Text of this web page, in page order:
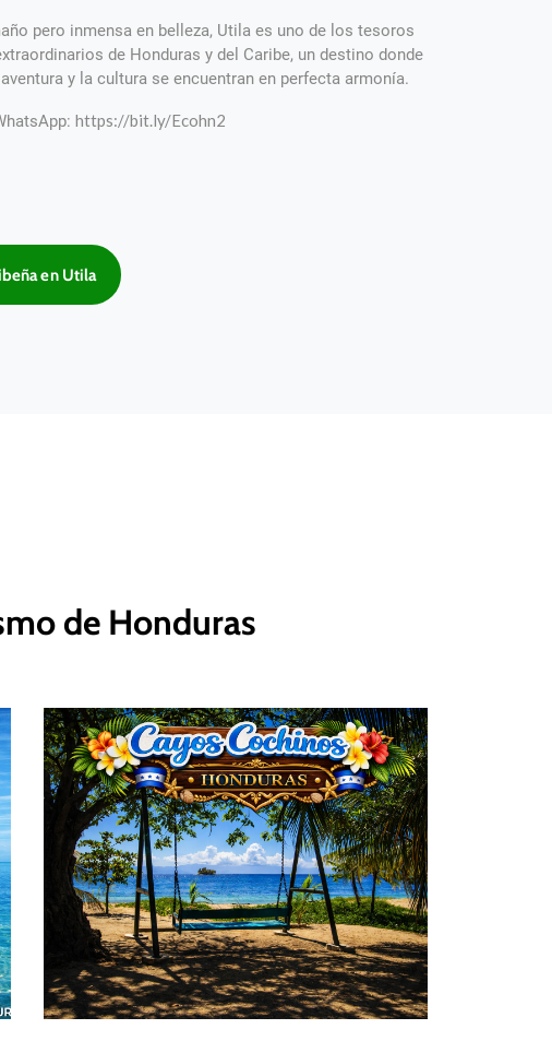
pero inmensa en belleza, Utila es uno de los tesoros
de Honduras y del Caribe, un destino donde
aventura y la cultura se encuentran en perfecta armonía.
https://bit.ly/Ecohn2
en Utila
de Honduras